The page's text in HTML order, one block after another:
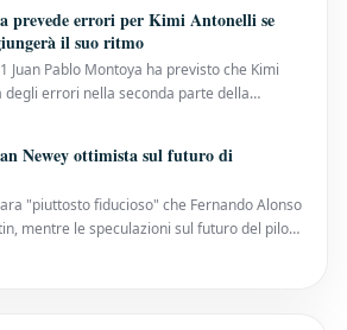
Dopo anni
prevede errori per Kimi Antonelli se
il suo ritmo
Juan Pablo Montoya ha previsto che Kimi
errori nella seconda parte della
George Russell impari a eguagliare il
vinc
Newey ottimista sul futuro di
"piuttosto fiducioso" che Fernando Alonso
mentre le speculazioni sul futuro del pilota
continuano ad intensificarsi durante la